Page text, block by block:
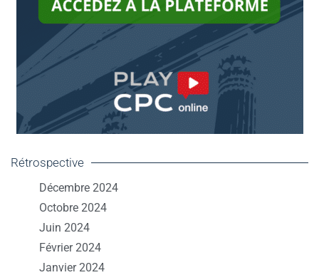
Rétrospective
Décembre 2024
Octobre 2024
Juin 2024
Février 2024
Janvier 2024